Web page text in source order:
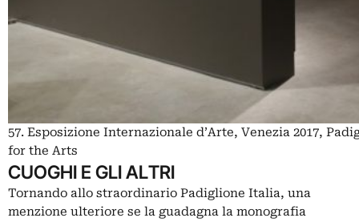
57. Esposizione Internazionale d’Arte, Venezia 2017,
for the Arts
CUOGHI E GLI ALTRI
Tornando allo straordinario Padiglione Italia, una
menzione ulteriore se la guadagna la monografia